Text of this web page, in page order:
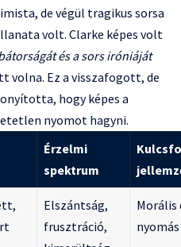
de végül tragikus sorsa
volt. Clarke képes volt
és a sors iróniáját
volna. Ez a visszafogott, de
hogy képes a
nyomot hagyni.
Érzelmi
spektrum
Elszántság,
frusztráció,
Morális